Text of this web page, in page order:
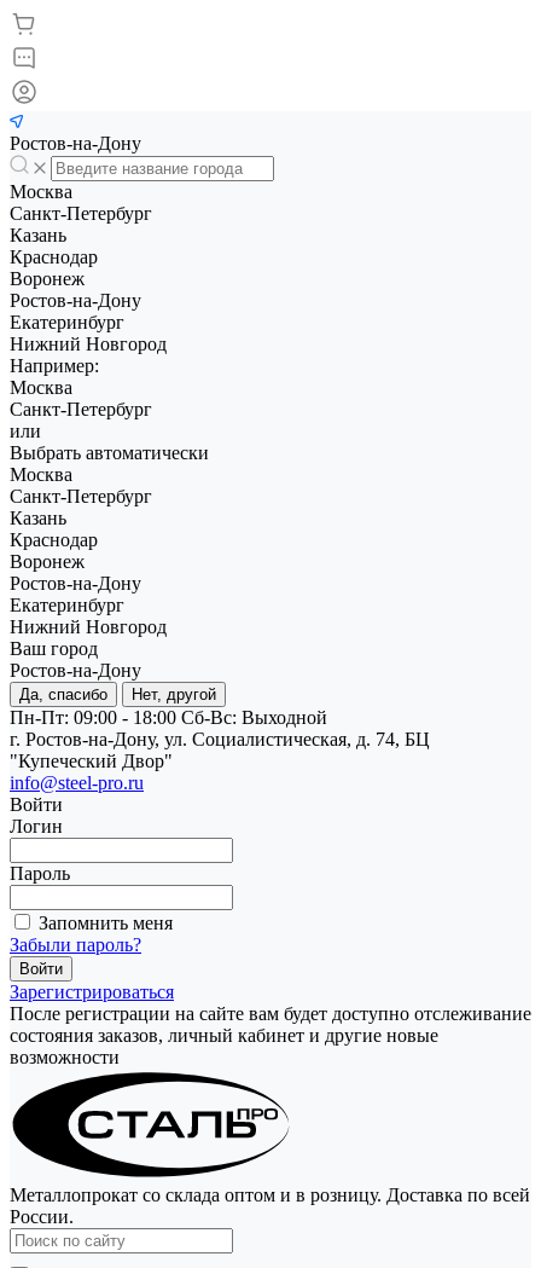
Ростов-на-Дону
Москва
Санкт-Петербург
Казань
Краснодар
Воронеж
Ростов-на-Дону
Екатеринбург
Нижний Новгород
Например:
Москва
Санкт-Петербург
или
Выбрать автоматически
Москва
Санкт-Петербург
Казань
Краснодар
Воронеж
Ростов-на-Дону
Екатеринбург
Нижний Новгород
Ваш город
Ростов-на-Дону
Да, спасибо Нет, другой
Пн-Пт: 09:00 - 18:00 Cб-Вс: Выходной
г. Ростов-на-Дону, ул. Социалистическая, д. 74, БЦ
"Купеческий Двор"
info@steel-pro.ru
Войти
Логин
Пароль
Запомнить меня
Забыли пароль?
Зарегистрироваться
После регистрации на сайте вам будет доступно отслеживание
состояния заказов, личный кабинет и другие новые
возможности
Металлопрокат со склада оптом и в розницу. Доставка по всей
России.